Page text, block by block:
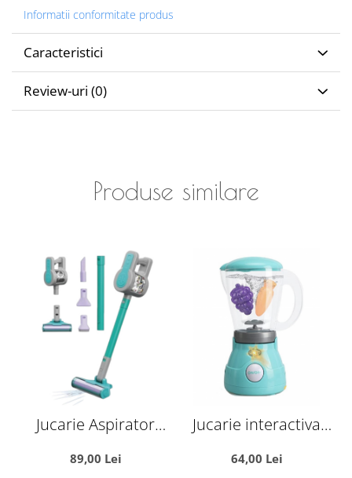
Informatii conformitate produs
Caracteristici
Review-uri (0)
Produse similare
Jucarie Aspirator
Sunete si Efecte
89,00 Lei
Jucarie interactiva
Play at Home, vernil
64,00 Lei